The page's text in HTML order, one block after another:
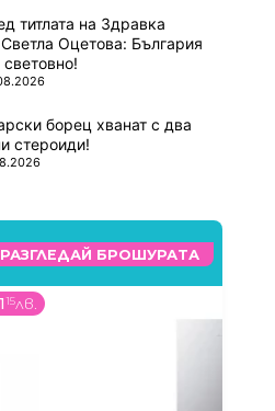
титлата на Здравка
Оцетова: България
борец хванат с два
стероиди!
РАЗГЛЕДАЙ БРОШУРАТА
15лв.